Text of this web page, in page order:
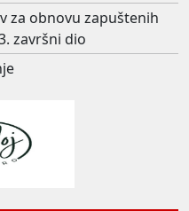
za obnovu zapuštenih
završni dio